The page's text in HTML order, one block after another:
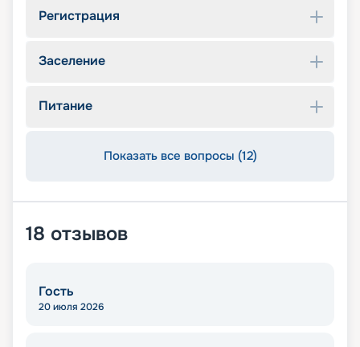
Регистрация
Заселение
Питание
Показать все вопросы (12)
18 отзывов
Гость
20 июля 2026